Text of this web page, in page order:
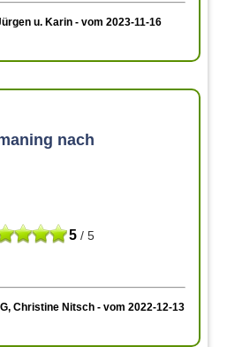
u. Karin - vom 2023-11-16
nach
5 / 5
Christine Nitsch - vom 2022-12-13